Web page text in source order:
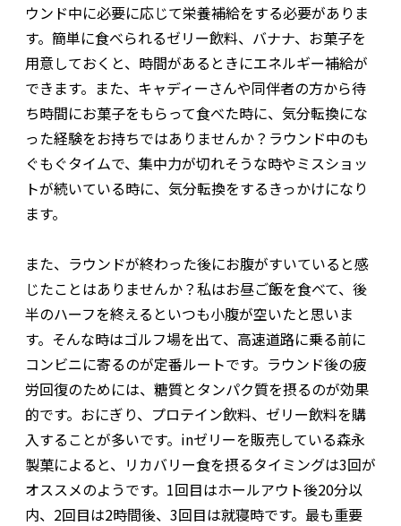
ウンド中に必要に応じて栄養補給をする必要がありま
す。簡単に食べられるゼリー飲料、バナナ、お菓子を
用意しておくと、時間があるときにエネルギー補給が
できます。また、キャディーさんや同伴者の方から待
ち時間にお菓子をもらって食べた時に、気分転換にな
った経験をお持ちではありませんか？ラウンド中のも
ぐもぐタイムで、集中力が切れそうな時やミスショッ
トが続いている時に、気分転換をするきっかけになり
ます。
また、ラウンドが終わった後にお腹がすいていると感
じたことはありませんか？私はお昼ご飯を食べて、後
半のハーフを終えるといつも小腹が空いたと思いま
す。そんな時はゴルフ場を出て、高速道路に乗る前に
コンビニに寄るのが定番ルートです。ラウンド後の疲
労回復のためには、糖質とタンパク質を摂るのが効果
的です。おにぎり、プロテイン飲料、ゼリー飲料を購
入することが多いです。inゼリーを販売している森永
製菓によると、リカバリー食を摂るタイミングは3回が
オススメのようです。1回目はホールアウト後20分以
内、2回目は2時間後、3回目は就寝時です。最も重要